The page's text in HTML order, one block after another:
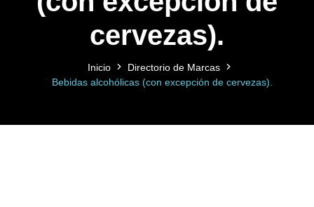
cervezas).
Inicio
Directorio de Marcas
Bebidas alcohólicas (con excepción de cervezas).